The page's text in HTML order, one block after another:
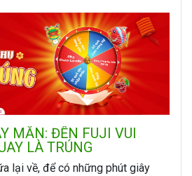
MẮN: ĐẾN FUJI VUI
LÀ TRÚNG
lại về, để có những phút giây